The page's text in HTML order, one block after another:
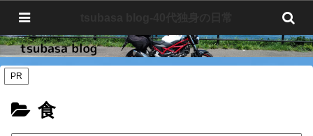
PR
食